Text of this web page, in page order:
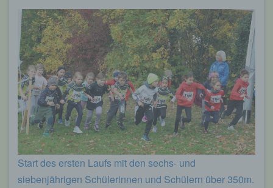
Start des ersten Laufs mit den sechs- und
siebenjährigen Schülerinnen und Schülern über 350m.